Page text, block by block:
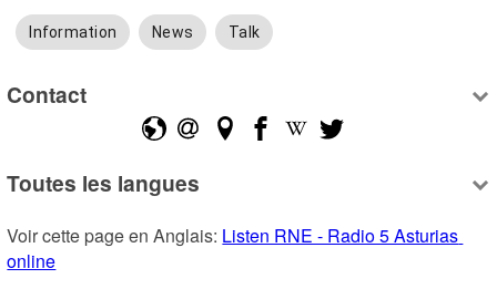
Information News Talk
Contact
Toutes les langues
Voir cette page en Anglais: Listen RNE - Radio 5 Asturias
online